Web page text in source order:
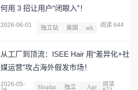
何用 3 招让用户“闭眼入”！
2026-06-01 独立站 美国 ark 阅读 644
从工厂到顶流：ISEE Hair 用“差异化+社
媒运营”攻占海外假发市场！
2026-05-
Shoplaz 独立 Age
阅读